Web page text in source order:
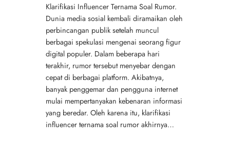
Klarifikasi Influencer Ternama Soal Rumor.
Dunia media sosial kembali diramaikan oleh
perbincangan publik setelah muncul
berbagai spekulasi mengenai seorang figur
digital populer. Dalam beberapa hari
terakhir, rumor tersebut menyebar dengan
cepat di berbagai platform. Akibatnya,
banyak penggemar dan pengguna internet
mulai mempertanyakan kebenaran informasi
yang beredar. Oleh karena itu, klarifikasi
influencer ternama soal rumor akhirnya…